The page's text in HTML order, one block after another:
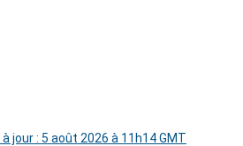
jour : 5 août 2026 à 11h14 GMT